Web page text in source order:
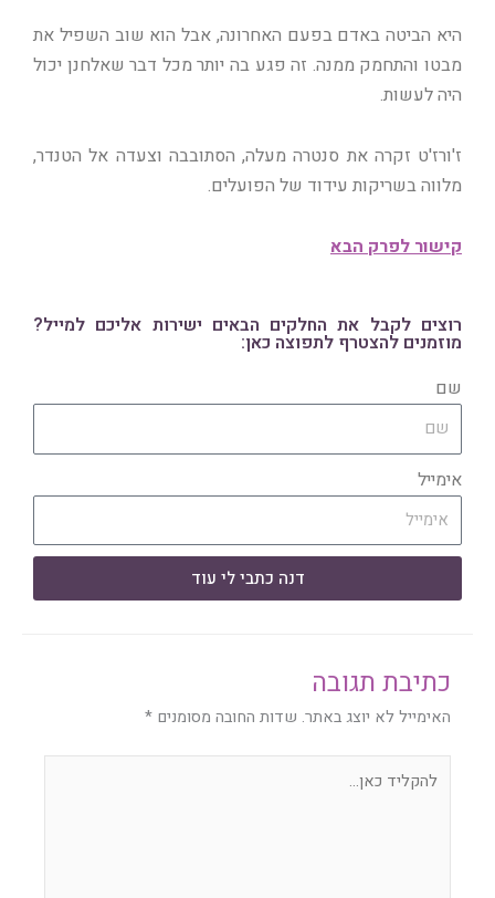
היא הביטה באדם בפעם האחרונה, אבל הוא שוב השפיל את
מבטו והתחמק ממנה. זה פגע בה יותר מכל דבר שאלחנן יכול
היה לעשות.
ז'ורז'ט זקרה את סנטרה מעלה, הסתובבה וצעדה אל הטנדר,
מלווה בשריקות עידוד של הפועלים.
קישור לפרק הבא
רוצים לקבל את החלקים הבאים ישירות אליכם למייל?
מוזמנים להצטרף לתפוצה כאן:
שם
אימייל
דנה כתבי לי עוד
כתיבת תגובה
האימייל לא יוצג באתר. שדות החובה מסומנים *
כאן...